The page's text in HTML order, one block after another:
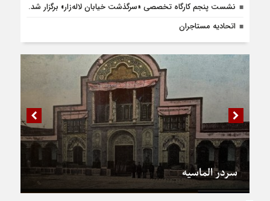
نشست پنجم کارگاه تخصصی «سرگذشت خیابان لاله‌زار» برگزار شد.
اتحادیه مستاجران
سردر الماسیه